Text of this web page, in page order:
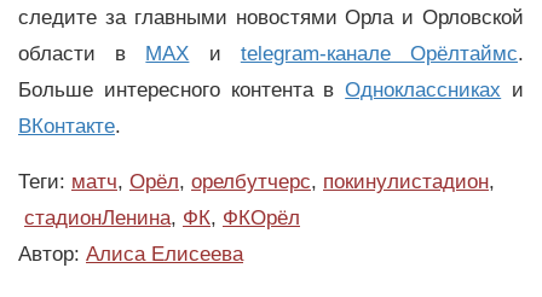
следите за главными новостями Орла и Орловской
области в MAX и telegram-канале Орёлтаймс.
Больше интересного контента вОдноклассниках и
ВКонтакте.
Теги: матч, Орёл, орелбутчерс, покинулистадион,
стадионЛенина, ФК, ФКОрёл
Автор: Алиса Елисеева